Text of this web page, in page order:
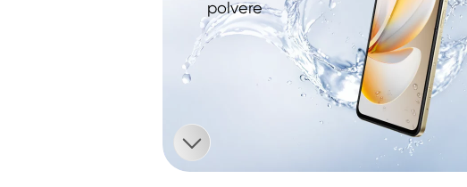
polvere